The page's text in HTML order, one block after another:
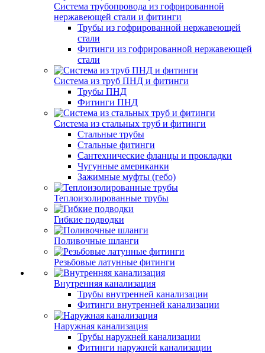
Система трубопровода из гофрированной
нержавеющей стали и фитинги
Трубы из гофрированной нержавеющей
стали
Фитинги из гофрированной нержавеющей
стали
Система из труб ПНД и фитинги
Трубы ПНД
Фитинги ПНД
Система из стальных труб и фитинги
Стальные трубы
Стальные фитинги
Сантехнические фланцы и прокладки
Чугунные американки
Зажимные муфты (гебо)
Теплоизолированные трубы
Гибкие подводки
Поливочные шланги
Резьбовые латунные фитинги
Внутренняя канализация
Трубы внутренней канализации
Фитинги внутренней канализации
Наружная канализация
Трубы наружней канализации
Фитинги наружней канализации